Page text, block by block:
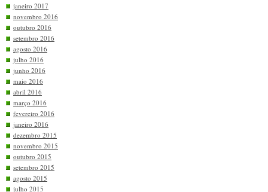
janeiro 2017
novembro 2016
outubro 2016
setembro 2016
agosto 2016
julho 2016
junho 2016
maio 2016
abril 2016
março 2016
fevereiro 2016
janeiro 2016
dezembro 2015
novembro 2015
outubro 2015
setembro 2015
agosto 2015
julho 2015